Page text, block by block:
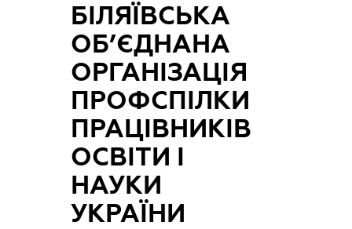
БІЛЯЇВСЬКА
ОБ’ЄДНАНА
ОРГАНІЗАЦІЯ
ПРОФСПІЛКИ
ПРАЦІВНИКІВ
ОСВІТИ І
НАУКИ
УКРАЇНИ